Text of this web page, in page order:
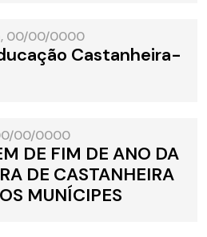
00/00/0000
Castanheira-
00/0000
DE FIM DE ANO DA
DE CASTANHEIRA
MUNÍCIPES